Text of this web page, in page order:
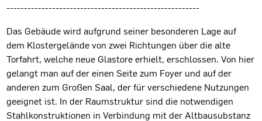
-------------------------------------------------------
Das Gebäude wird aufgrund seiner besonderen Lage auf
dem Klostergelände von zwei Richtungen über die alte
Torfahrt, welche neue Glastore erhielt, erschlossen. Von hier
gelangt man auf der einen Seite zum Foyer und auf der
anderen zum Großen Saal, der für verschiedene Nutzungen
geeignet ist. In der Raumstruktur sind die notwendigen
Stahlkonstruktionen in Verbindung mit der Altbausubstanz